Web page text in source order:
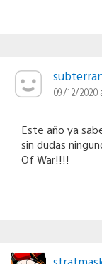
09/12/2020
Este año ya
sin dudas
Of War!!!!